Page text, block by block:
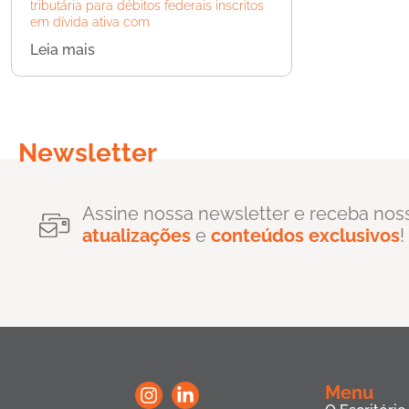
tributária para débitos federais inscritos
em dívida ativa com
Leia mais
Newsletter
Assine nossa newsletter e receba
atualizações e conteúdos exclusivos!
Menu